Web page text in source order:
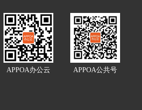
APPOA办公云 APPOA公共号